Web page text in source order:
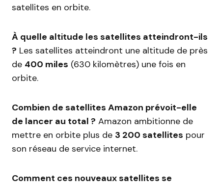
satellites en orbite.
À quelle altitude les satellites atteindront-ils
? Les satellites atteindront une altitude de près
de 400 miles (630 kilomètres) une fois en
orbite.
Combien de satellites Amazon prévoit-elle
de lancer au total ? Amazon ambitionne de
mettre en orbite plus de 3 200 satellites pour
son réseau de service internet.
Comment ces nouveaux satellites se